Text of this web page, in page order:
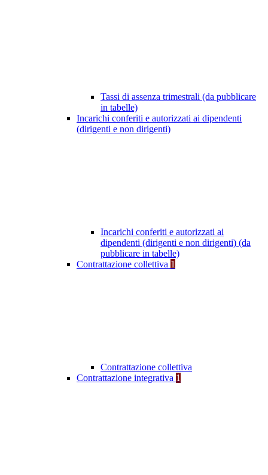
Tassi di assenza trimestrali (da pubblicare
in tabelle)
Incarichi conferiti e autorizzati ai dipendenti
(dirigenti e non dirigenti)
Incarichi conferiti e autorizzati ai
dipendenti (dirigenti e non dirigenti) (da
pubblicare in tabelle)
Contrattazione collettiva 1
Contrattazione collettiva
Contrattazione integrativa 1